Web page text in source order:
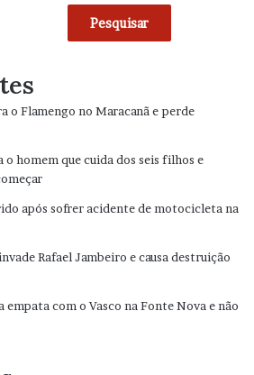
Pesquisar
o Flamengo no Maracanã e perde
o homem que cuida dos seis filhos e
após sofrer acidente de motocicleta na
Rafael Jambeiro e causa destruição
empata com o Vasco na Fonte Nova e não